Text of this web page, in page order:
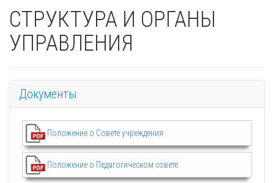
СТРУКТУРА И ОРГАНЫ
УПРАВЛЕНИЯ
Документы
Положение о Совете учреждения
Положение о Педагогическом совете